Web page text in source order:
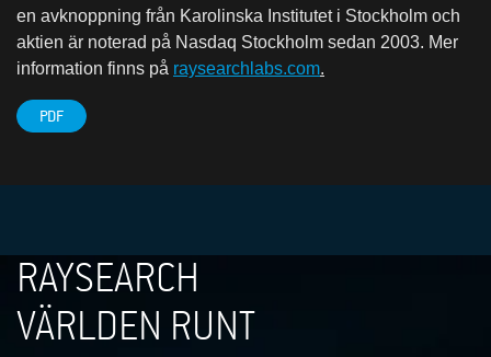
en avknoppning från Karolinska Institutet i Stockholm och
aktien är noterad på Nasdaq Stockholm sedan 2003. Mer
information finns på raysearchlabs.com.
PDF
RAYSEARCH
VÄRLDEN RUNT